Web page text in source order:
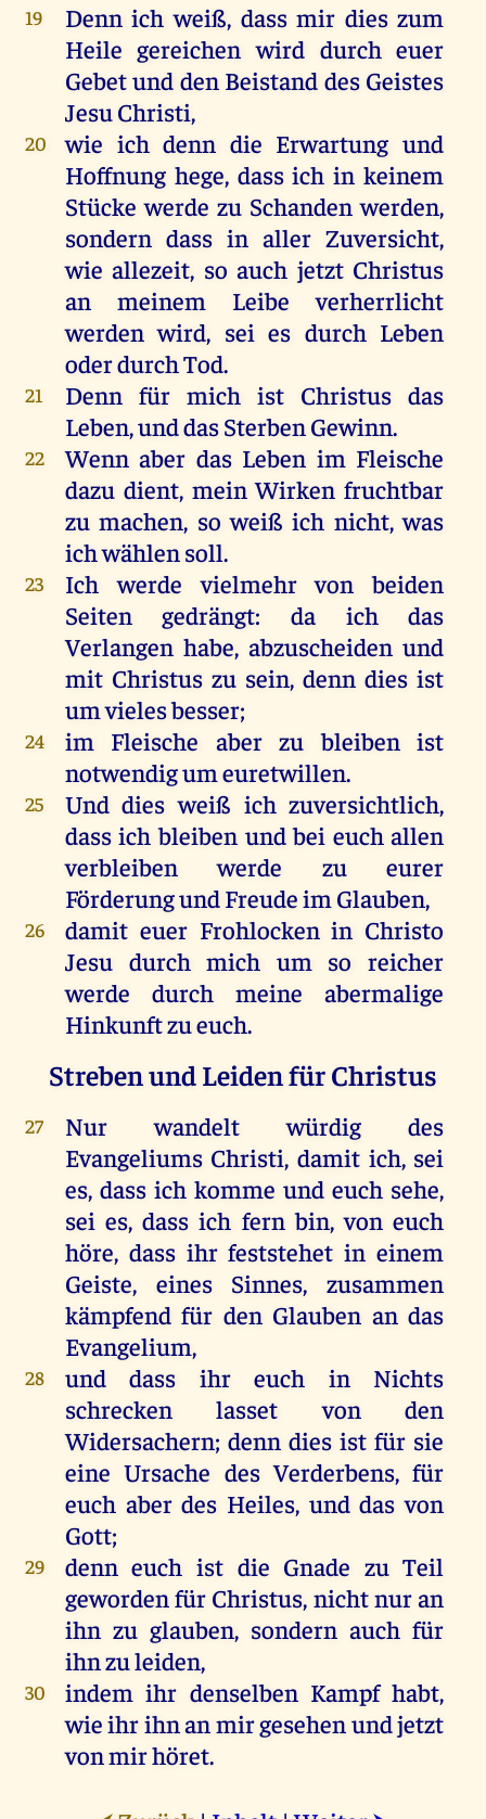
19
Denn ich weiß, dass mir dies zum
Heile gereichen wird durch euer
Gebet und den Beistand des Geistes
Jesu Christi,
20
wie ich denn die Erwartung und
Hoffnung hege, dass ich in keinem
Stücke werde zu Schanden werden,
sondern dass in aller Zuversicht,
wie allezeit, so auch jetzt Christus
an meinem Leibe verherrlicht
werden wird, sei es durch Leben
oder durch Tod.
21
Denn für mich ist Christus das
Leben, und das Sterben Gewinn.
22
Wenn aber das Leben im Fleische
dazu dient, mein Wirken fruchtbar
zu machen, so weiß ich nicht, was
ich wählen soll.
23
Ich werde vielmehr von beiden
Seiten gedrängt: da ich das
Verlangen habe, abzuscheiden und
mit Christus zu sein, denn dies ist
um vieles besser;
24
im Fleische aber zu bleiben ist
notwendig um euretwillen.
25
Und dies weiß ich zuversichtlich,
dass ich bleiben und bei euch allen
verbleiben werde zu eurer
Förderung und Freude im Glauben,
26
damit euer Frohlocken in Christo
Jesu durch mich um so reicher
werde durch meine abermalige
Hinkunft zu euch.
Streben und Leiden für Christus
27
Nur wandelt würdig des
Evangeliums Christi, damit ich, sei
es, dass ich komme und euch sehe,
sei es, dass ich fern bin, von euch
höre, dass ihr feststehet in einem
Geiste, eines Sinnes, zusammen
kämpfend für den Glauben an das
Evangelium,
28
und dass ihr euch in Nichts
schrecken lasset von den
Widersachern; denn dies ist für sie
eine Ursache des Verderbens, für
euch aber des Heiles, und das von
Gott;
29
denn euch ist die Gnade zu Teil
geworden für Christus, nicht nur an
ihn zu glauben, sondern auch für
ihn zu leiden,
30
indem ihr denselben Kampf habt,
wie ihr ihn an mir gesehen und jetzt
von mir höret.